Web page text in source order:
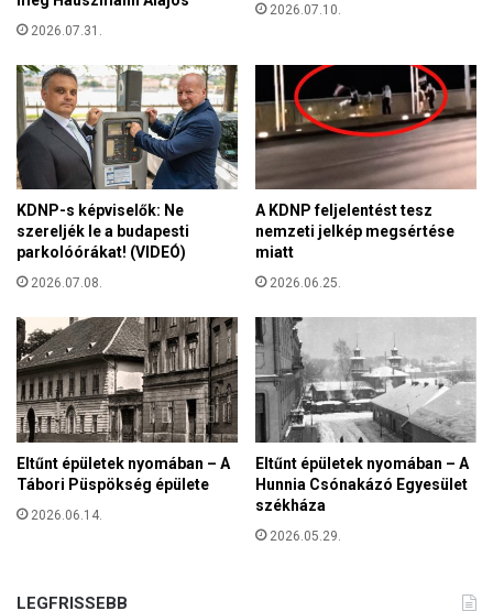
z
p
ó
á
b
a
n
é
l
ő
i
a
t
a
l
o
k
r
l
d
l
2026.07.31.
2026.07.10.
KDNP-s képviselők: Ne
szereljék le a budapesti
parkolóórákat! (VIDEÓ)
2026.07.08.
A KDNP feljelentést tesz
nemzeti jelkép megsértése
miatt
2026.06.25.
Eltűnt épületek nyomában – A
Tábori Püspökség épülete
2026.06.14.
Eltűnt épületek nyomában – A
Hunnia Csónakázó Egyesület
székháza
2026.05.29.
LEGFRISSEBB